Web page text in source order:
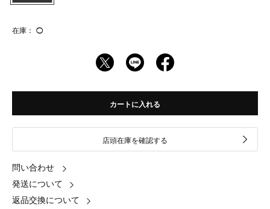
在庫： ◯
カートに入れる
店頭在庫を確認する
問い合わせ
発送について
返品交換について